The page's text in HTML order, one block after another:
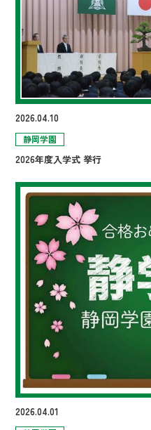
2026.04.10
静岡学園
2026年度入学式 挙行
2026.04.01